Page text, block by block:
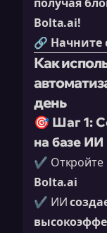
Bolta.ai!
🔗 Начните
Как
день
🎯 Шаг 1:
на базе ИИ
✔️ Откройте
Bolta.ai
✔️ ИИ